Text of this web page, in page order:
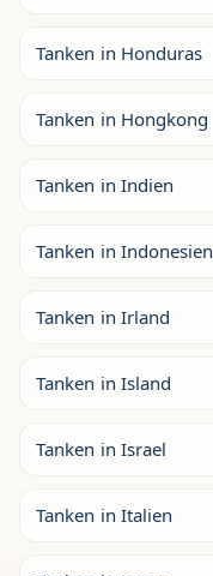
Tanken in Honduras
Tanken in Hongkong
Tanken in Indien
Tanken in Indonesien
Tanken in Irland
Tanken in Island
Tanken in Israel
Tanken in Italien